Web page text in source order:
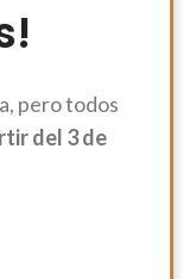
pero todos
del 3 de